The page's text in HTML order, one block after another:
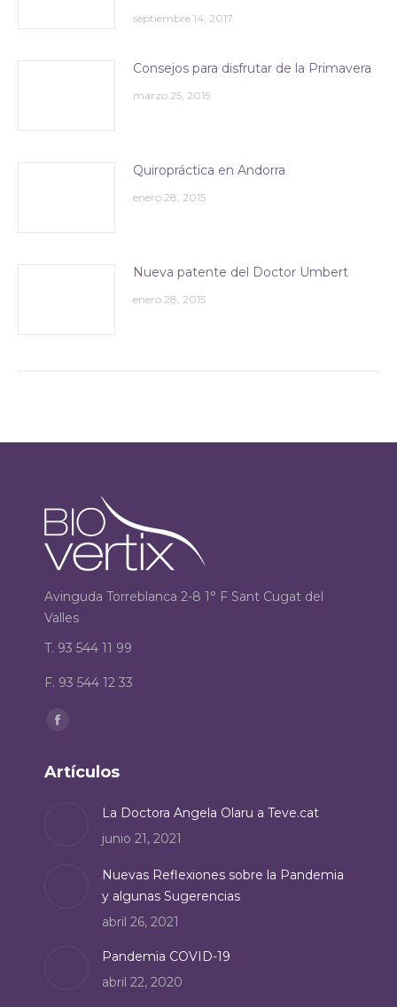
septiembre 14, 2017
Consejos para disfrutar de la Primavera
marzo 25, 2015
Quiropráctica en Andorra
enero 28, 2015
Nueva patente del Doctor Umbert
enero 28, 2015
Avinguda Torreblanca 2-8 1° F Sant Cugat del
Valles
T. 93 544 11 99
F. 93 544 12 33
Encuéntranos en:
opens
window
Artículos
La Doctora Angela Olaru a Teve.cat
junio 21, 2021
Nuevas Reflexiones sobre la Pandemia
y algunas Sugerencias
abril 26, 2021
Pandemia COVID-19
abril 22, 2020